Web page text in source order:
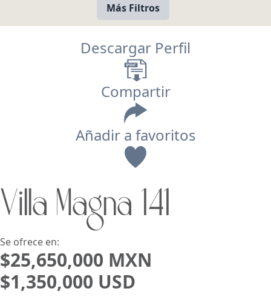
Más Filtros
Buscar usando:
Descargar Perfil
Compartir
Añadir a favoritos
Villa Magna 141
Se ofrece en:
$25,650,000 MXN
$1,350,000 USD